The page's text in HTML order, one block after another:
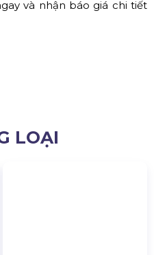
và nhận báo giá chi tiết
LOẠI